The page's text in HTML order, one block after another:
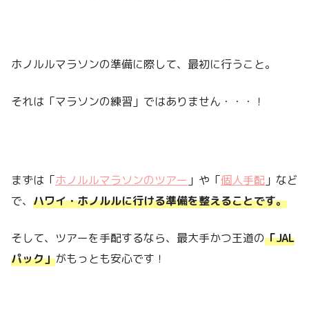
ホノルルマラソンの準備に際して、最初に行うこと。
それは「マラソンの練習」ではありません・・・！
まずは「ホノルルマラソンのツアー 」や「個人手配 」など
で、 ハワイ・ホノルルに行ける準備を整えることです。
そして、ツアーを手配するなら、最大手かつ王道の「JAL
パック」がもっとも安心です！